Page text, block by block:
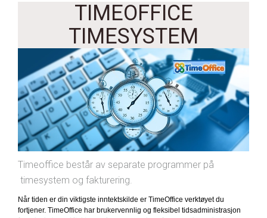
TIMEOFFICE
TIMESYSTEM
Timeoffice består av separate programmer på
timesystem og fakturering.
Når tiden er din viktigste inntektskilde er TimeOffice verktøyet du
fortjener. TimeOffice har brukervennlig og fleksibel tidsadministrasjon